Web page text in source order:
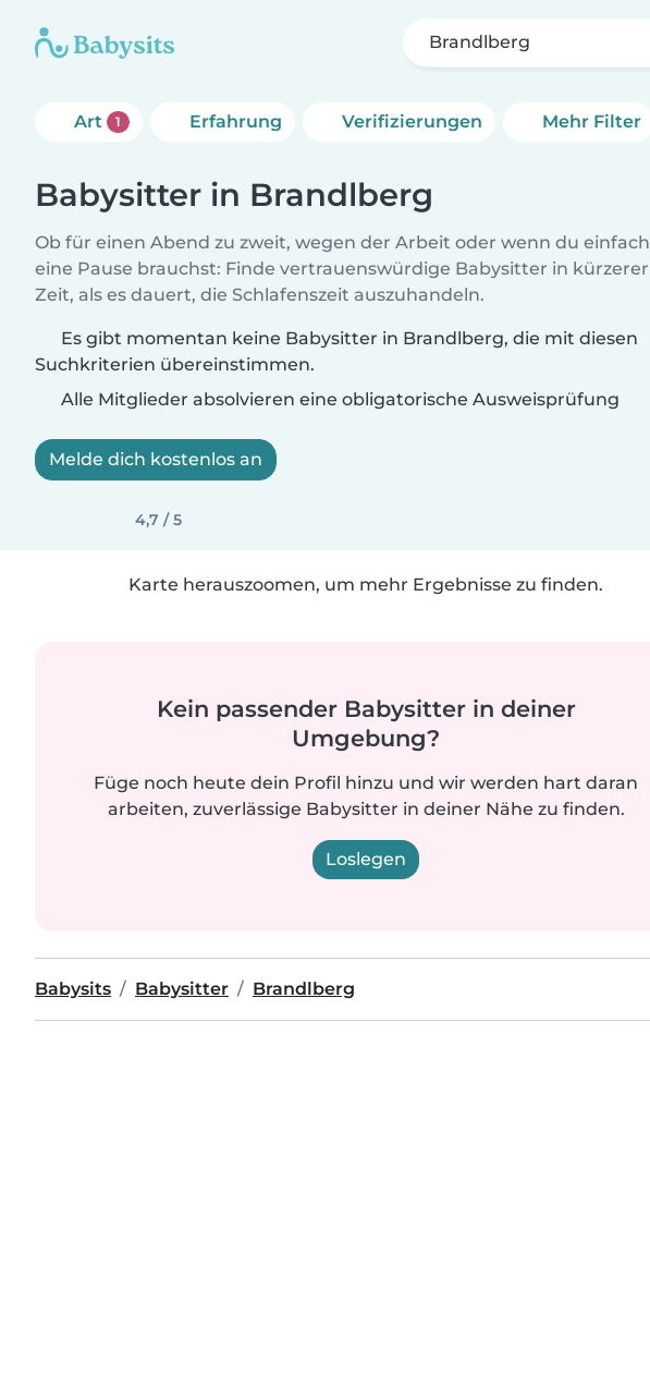
Brandlberg
Art 1 Erfahrung Verifizierungen Mehr Filter
Babysitter in Brandlberg
Ob für einen Abend zu zweit, wegen der Arbeit oder wenn du einfach
eine Pause brauchst: Finde vertrauenswürdige Babysitter in kürzerer
Zeit, als es dauert, die Schlafenszeit auszuhandeln.
Es gibt momentan keine Babysitter in Brandlberg, die mit diesen
Suchkriterien übereinstimmen.
Alle Mitglieder absolvieren eine obligatorische Ausweisprüfung
Melde dich kostenlos an
4,7 / 5
Karte herauszoomen, um mehr Ergebnisse zu finden.
Kein passender Babysitter in deiner
Umgebung?
Füge noch heute dein Profil hinzu und wir werden hart daran
arbeiten, zuverlässige Babysitter in deiner Nähe zu finden.
Loslegen
Babysits Babysitter Brandlberg